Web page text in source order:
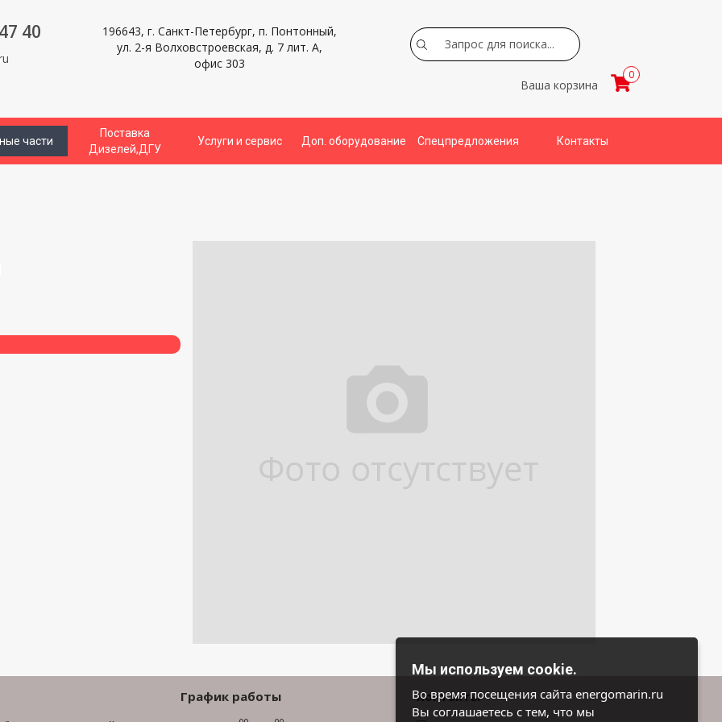
40
196643, г. Санкт-Петербург, п. Понтонный,
ул. 2-я Волховстроевская, д. 7 лит. А,
офис 303
Search
Ваша корзина
0
части
Поставка
Дизелей,ДГУ
Услуги и сервис Доп. оборудование Спецпредложения Контакты
График работы
Контакты
Мы используем cookie.
Во время посещения сайта energomarin.ru
Вы соглашаетесь с тем, что мы